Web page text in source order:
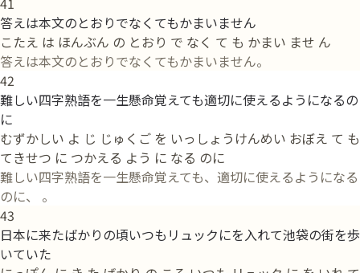
答えは本文のとおりでなくてもかまいません
こたえ は ほんぶん の とおり で なく て も かまい ませ ん
答えは本文のとおりでなくてもかまいません。
42
難しい四字熟語を一生懸命覚えても適切に使えるようになるの
に
むずかしい よ じ じゅくご を いっしょうけんめい おぼえ て も
てきせつ に つかえる よう に なる のに
難しい四字熟語を一生懸命覚えても、適切に使えるようになる
のに、 。
43
日本に来たばかりの頃いつもリュックにを入れて池袋の街を歩
いていた